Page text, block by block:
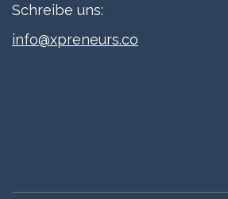
Schreibe uns:
info@xpreneurs.co